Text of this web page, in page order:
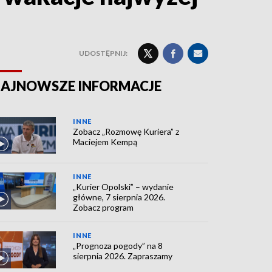
UDOSTĘPNIJ:
INFORMACJE
INNE
Zobacz „Rozmowę Kuriera” z
Maciejem Kempą
INNE
„Kurier Opolski” – wydanie
główne, 7 sierpnia 2026.
Zobacz program
INNE
„Prognoza pogody” na 8
sierpnia 2026. Zapraszamy